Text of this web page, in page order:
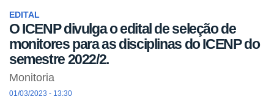
EDITAL
O ICENP divulga o edital de seleção de
monitores para as disciplinas do ICENP do
semestre 2022/2.
Monitoria
01/03/2023 - 13:30